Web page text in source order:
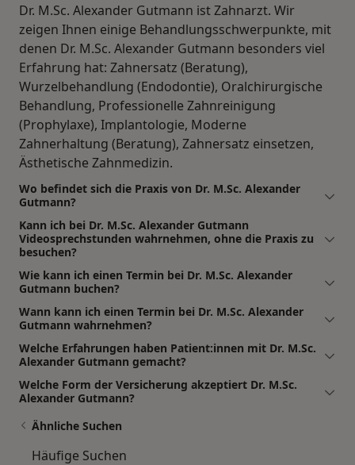
Dr. M.Sc. Alexander Gutmann ist Zahnarzt. Wir
zeigen Ihnen einige Behandlungsschwerpunkte, mit
denen Dr. M.Sc. Alexander Gutmann besonders viel
Erfahrung hat: Zahnersatz (Beratung),
Wurzelbehandlung (Endodontie), Oralchirurgische
Behandlung, Professionelle Zahnreinigung
(Prophylaxe), Implantologie, Moderne
Zahnerhaltung (Beratung), Zahnersatz einsetzen,
Ästhetische Zahnmedizin.
Wo befindet sich die Praxis von Dr. M.Sc. Alexander
Gutmann?
Kann ich bei Dr. M.Sc. Alexander Gutmann
Videosprechstunden wahrnehmen, ohne die Praxis zu
besuchen?
Wie kann ich einen Termin bei Dr. M.Sc. Alexander
Gutmann buchen?
Wann kann ich einen Termin bei Dr. M.Sc. Alexander
Gutmann wahrnehmen?
Welche Erfahrungen haben Patient:innen mit Dr. M.Sc.
Alexander Gutmann gemacht?
Welche Form der Versicherung akzeptiert Dr. M.Sc.
Alexander Gutmann?
Ähnliche Suchen
Häufige Suchen